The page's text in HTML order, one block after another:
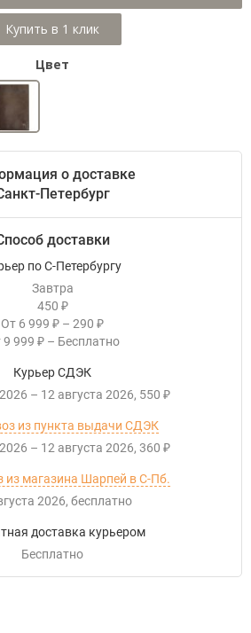
Цвет
о доставке
Петербург
доставки
по С-Петербургу
Завтра
450 ₽
От 6 999 ₽ – 290 ₽
9 999 ₽ – Бесплатно
Курьер СДЭК
– 12 августа 2026 550 ₽
из пункта выдачи СДЭК
– 12 августа 2026 360 ₽
магазина Шарпей в С-Пб.
2026
Бесплатно
доставка курьером
Бесплатно